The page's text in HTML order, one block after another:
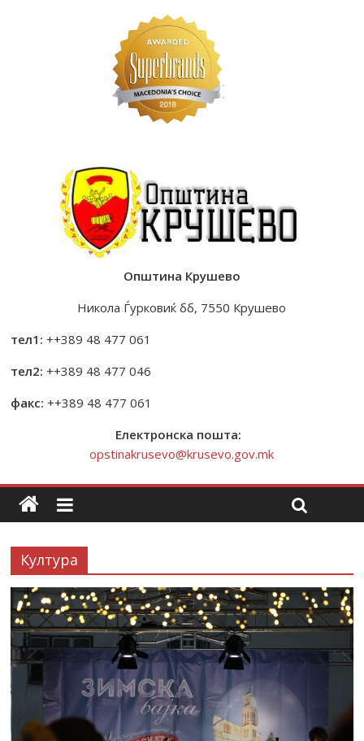
Општина Крушево
Никола Ѓурковиќ бб, 7550 Крушево
тел1: ++389 48 477 061
тел2: ++389 48 477 046
факс: ++389 48 477 061
Електронска пошта:
opstinakrusevo@krusevo.gov.mk
Култура